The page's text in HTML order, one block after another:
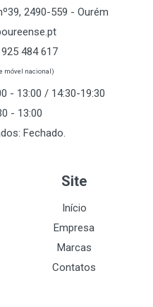
2490-559 - Ourém
925 484 617
móvel nacional)
- 13:00 / 14:30-19:30
- 13:00
Fechado.
Site
Início
Empresa
Marcas
Contatos